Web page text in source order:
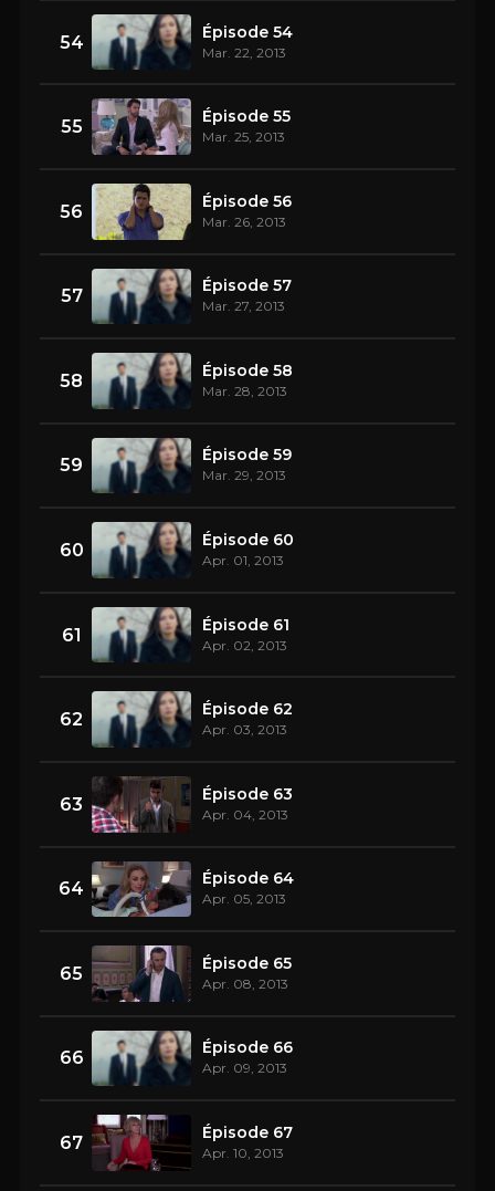
54 Épisode 54
Mar. 22, 2013
55 Épisode 55
Mar. 25, 2013
56 Épisode 56
Mar. 26, 2013
57 Épisode 57
Mar. 27, 2013
58 Épisode 58
Mar. 28, 2013
59 Épisode 59
Mar. 29, 2013
60 Épisode 60
Apr. 01, 2013
61 Épisode 61
Apr. 02, 2013
62 Épisode 62
Apr. 03, 2013
63 Épisode 63
Apr. 04, 2013
64 Épisode 64
Apr. 05, 2013
65 Épisode 65
Apr. 08, 2013
66 Épisode 66
Apr. 09, 2013
67 Épisode 67
Apr. 10, 2013